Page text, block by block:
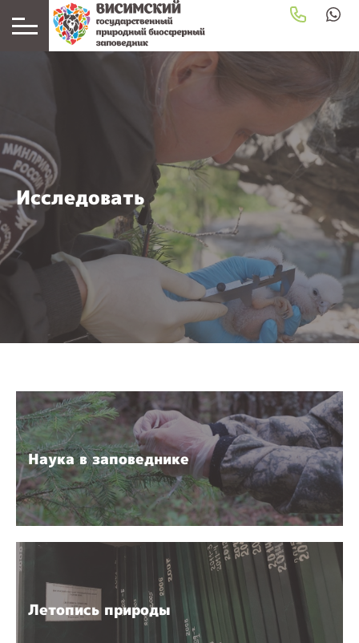
Исследовать
Наука в заповеднике
Летопись природы